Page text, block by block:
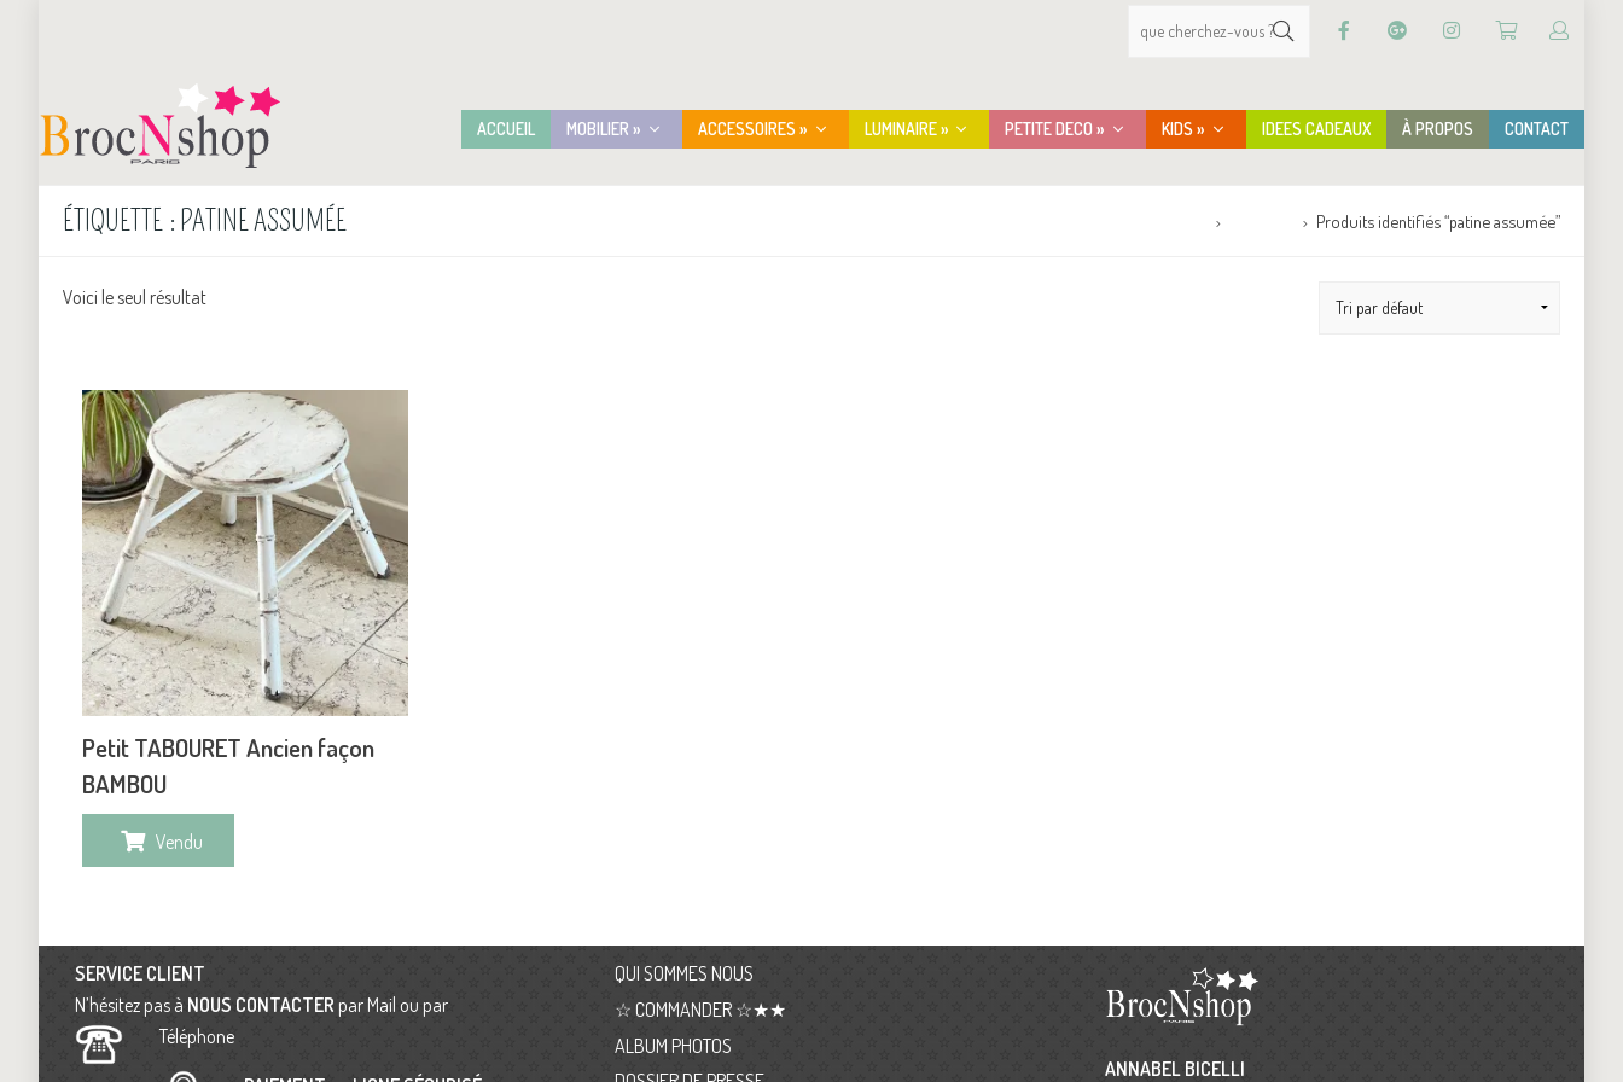
ACCUEIL MOBILIER » ACCESSOIRES » LUMINAIRE » PETITE DECO » KIDS » IDEES CADEAUX À PROPOS CONTACT
ÉTIQUETTE : PATINE ASSUMÉE Produits identifiés “patine assumée”
Voici le seul résultat
Petit TABOURET Ancien façon
BAMBOU
Vendu
SERVICE CLIENT
N’hésitez pas à NOUS CONTACTER par Mail ou par
Téléphone
QUI SOMMES NOUS
☆ COMMANDER ☆★★
ALBUM PHOTOS
ANNABEL BICELLI